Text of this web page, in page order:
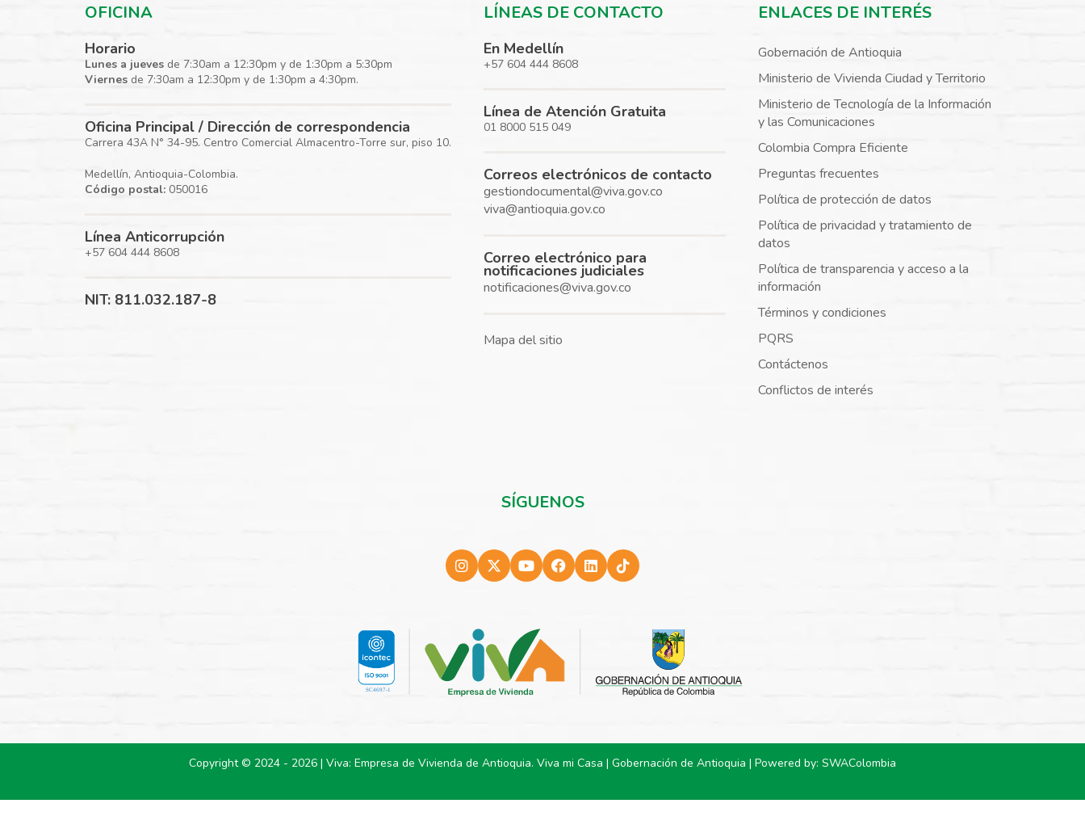
OFICINA
Horario
Lunes a jueves de 7:30am a 12:30pm y de 1:30pm a 5:30pm
Viernes de 7:30am a 12:30pm y de 1:30pm a 4:30pm.
Oficina Principal / Dirección de correspondencia
Carrera 43A N° 34-95. Centro Comercial Almacentro-Torre sur, piso 10.
Medellín, Antioquia-Colombia.
Código postal: 050016
Línea Anticorrupción
+57 604 444 8608
NIT: 811.032.187-8
LÍNEAS DE CONTACTO
En Medellín
+57 604 444 8608
Línea de Atención Gratuita
01 8000 515 049
Correos electrónicos de contacto
gestiondocumental@viva.gov.co
viva@antioquia.gov.co
Correo electrónico para
notificaciones judiciales
notificaciones@viva.gov.co
Mapa del sitio
ENLACES DE INTERÉS
Gobernación de Antioquia
Ministerio de Vivienda Ciudad y Territorio
Ministerio de Tecnología de la Información
y las Comunicaciones
Colombia Compra Eficiente
Preguntas frecuentes
Política de protección de datos
Política de privacidad y tratamiento de
datos
Política de transparencia y acceso a la
información
Términos y condiciones
PQRS
Contáctenos
Conflictos de interés
SÍGUENOS
Copyright © 2024 - 2026 | Viva: Empresa de Vivienda de Antioquia. Viva mi Casa | Gobernación de Antioquia | Powered by: SWAColombia